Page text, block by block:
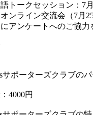
語トークセッション：7
オンライン交流会（7月
にアンケートへのご協力
サポーターズクラブの
4000円